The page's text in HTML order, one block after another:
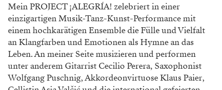
Mein PROJECT ¡ALEGRÍA! zelebriert in einer
einzigartigen Musik-Tanz-Kunst-Performance mit
einem hochkarätigen Ensemble die Fülle und Vielfalt
an Klangfarben und Emotionen als Hymne an das
Leben. An meiner Seite musizieren und performen
unter anderem Gitarrist Cecilio Perera, Saxophonist
Wolfgang Puschnig, Akkordeonvirtuose Klaus Paier,